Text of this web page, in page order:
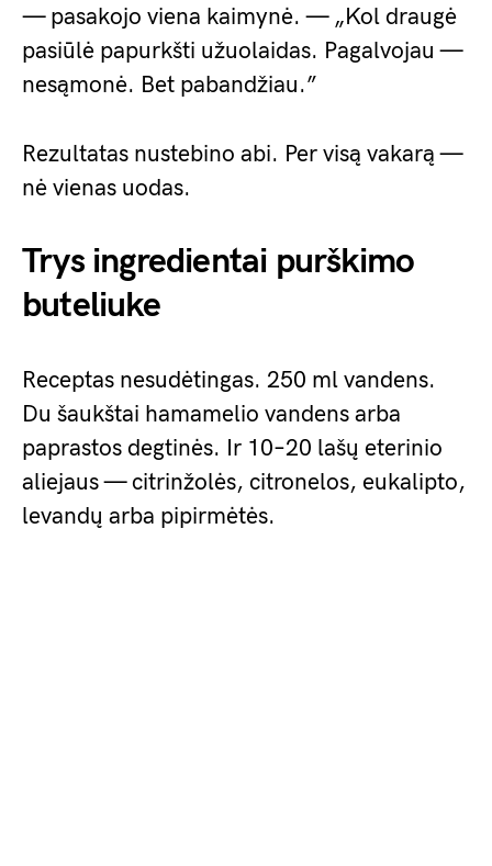
— pasakojo viena kaimynė. — „Kol draugė
pasiūlė papurkšti užuolaidas. Pagalvojau —
nesąmonė. Bet pabandžiau.”
Rezultatas nustebino abi. Per visą vakarą —
nė vienas uodas.
Trys ingredientai purškimo
buteliuke
Receptas nesudėtingas. 250 ml vandens.
Du šaukštai hamamelio vandens arba
paprastos degtinės. Ir 10–20 lašų eterinio
aliejaus — citrinžolės, citronelos, eukalipto,
levandų arba pipirmėtės.